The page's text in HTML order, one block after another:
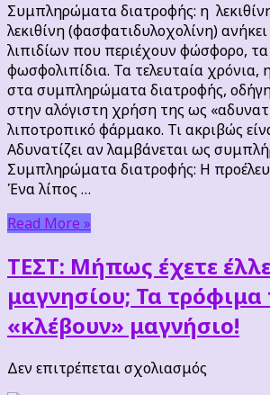
λεκιθίνη
στην
δίαιτα
Συμπληρώματα διατροφής: η
λεκιθίνη (φασφατιδυλοχολίνη)
λιπιδίων που περιέχουν φώσφορο,
φωσφολιπίδια. Τα τελευταία
στα συμπληρώματα διατροφής,
στην αλόγιστη χρήση της ως
λιποτροπικό φάρμακο. Τι ακριβώς
Αδυνατίζει αν λαμβάνεται ως
Συμπληρώματα διατροφής: Η
Ένα λίπος …
Read More »
ΤΕΣΤ: Μήπως έχετε
μαγνησίου; Τα
«κλέβουν» μαγνήσιο!
Δεν επιτρέπεται σχολιασμός